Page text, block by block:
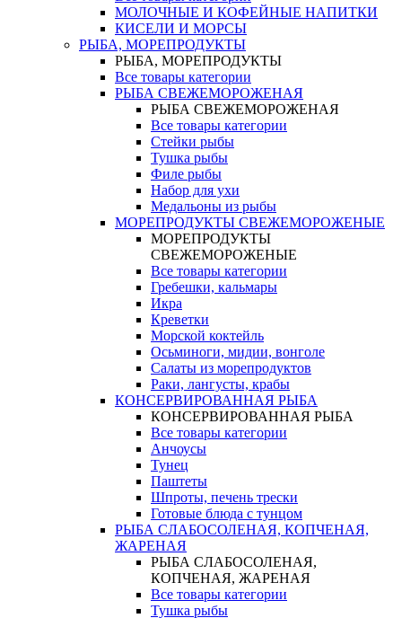
МОЛОЧНЫЕ И КОФЕЙНЫЕ НАПИТКИ
КИСЕЛИ И МОРСЫ
РЫБА, МОРЕПРОДУКТЫ
РЫБА, МОРЕПРОДУКТЫ
Все товары категории
РЫБА СВЕЖЕМОРОЖЕНАЯ
РЫБА СВЕЖЕМОРОЖЕНАЯ
Все товары категории
Стейки рыбы
Тушка рыбы
Филе рыбы
Набор для ухи
Медальоны из рыбы
МОРЕПРОДУКТЫ СВЕЖЕМОРОЖЕНЫЕ
МОРЕПРОДУКТЫ
СВЕЖЕМОРОЖЕНЫЕ
Все товары категории
Гребешки, кальмары
Икра
Креветки
Морской коктейль
Осьминоги, мидии, вонголе
Салаты из морепродуктов
Раки, лангусты, крабы
КОНСЕРВИРОВАННАЯ РЫБА
КОНСЕРВИРОВАННАЯ РЫБА
Все товары категории
Анчоусы
Тунец
Паштеты
Шпроты, печень трески
Готовые блюда с тунцом
РЫБА СЛАБОСОЛЕНАЯ, КОПЧЕНАЯ,
ЖАРЕНАЯ
РЫБА СЛАБОСОЛЕНАЯ,
КОПЧЕНАЯ, ЖАРЕНАЯ
Все товары категории
Тушка рыбы